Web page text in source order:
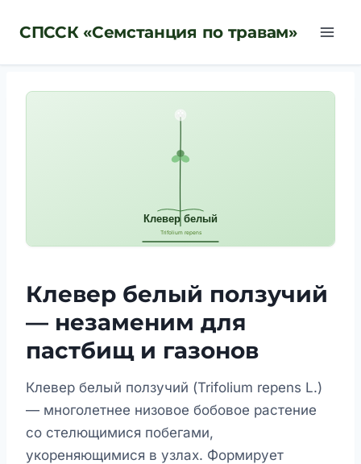
СПССК «Семстанция по травам»
Клевер белый ползучий
— незаменим для
пастбищ и газонов
Клевер белый ползучий (Trifolium repens L.)
— многолетнее низовое бобовое растение
со стелющимися побегами,
укореняющимися в узлах. Формирует